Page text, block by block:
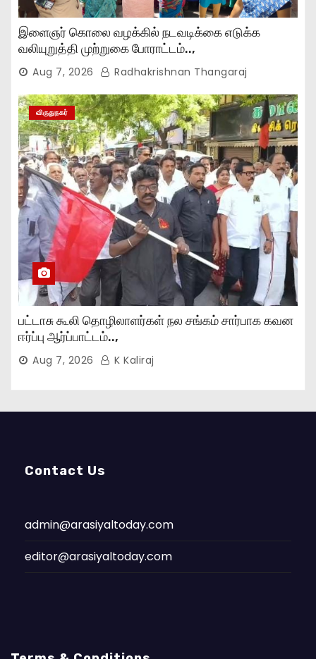
இளைஞர் கொலை வழக்கில் நடவடிக்கை எடுக்க
வலியுறுத்தி முற்றுகை போராட்டம்..,
Aug 7, 2026 Radhakrishnan Thangaraj
விருதுநகர்
பட்டாசு கூலி தொழிலாளர்கள் நல சங்கம் சார்பாக கவன
ஈர்ப்பு ஆர்ப்பாட்டம்..,
Aug 7, 2026 K Kaliraj
Contact Us
admin@arasiyaltoday.com
editor@arasiyaltoday.com